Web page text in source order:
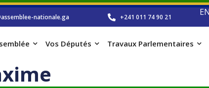
nationale.ga +241 011 74 90 21 EN
Vos Députés Travaux Parlementaires